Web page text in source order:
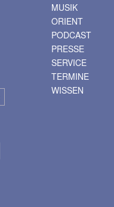
MUSIK
ORIENT
PODCAST
PRESSE
SERVICE
TERMINE
WISSEN